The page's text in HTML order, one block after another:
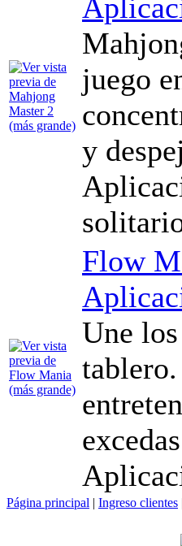
juego
y
Flow
Une
Página principal | Ingreso clientes